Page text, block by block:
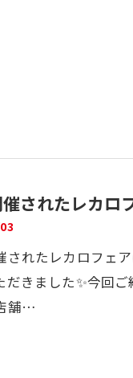
されたレカロ
されたレカロフェ
だきました✨今回
舗…